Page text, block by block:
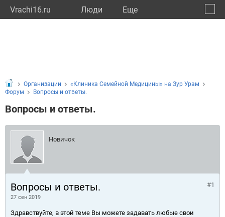
Vrachi16.ru Люди Eще
Организации
«Клиника Семейной Медицины» на Зур Урам
Форум
Вопросы и ответы.
Вопросы и ответы.
Новичок
Вопросы и ответы.
27 сен 2019
#1
Здравствуйте, в этой теме Вы можете задавать любые свои